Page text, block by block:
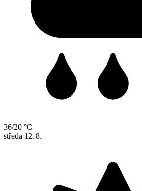
36/20 °C
středa 12. 8.